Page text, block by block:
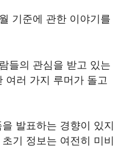
기준에 관한 이야기를
들의 관심을 받고 있는
여러 가지 루머가 돌고
발표하는 경향이 있지
기 정보는 여전히 미비